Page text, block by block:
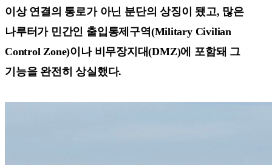
이상 연결의 통로가 아닌 분단의 상징이 됐고, 많은
나루터가 민간인 출입통제구역(Military Civilian
Control Zone)이나 비무장지대(DMZ)에 포함돼 그
기능을 완전히 상실했다.